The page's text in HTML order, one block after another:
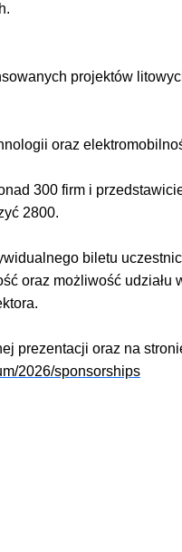
projektów
oraz
300 firm i
2800.
biletu
oraz możliwość udziału
prezentacji oraz na
2026/sponsorships